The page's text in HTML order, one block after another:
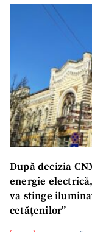
După decizia
energie
va stinge
cetățenilor”